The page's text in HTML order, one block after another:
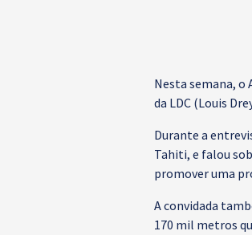
Nesta semana, o
da LDC (Louis
Durante a
Tahiti, e falou
promover uma
A convidada
170 mil metros